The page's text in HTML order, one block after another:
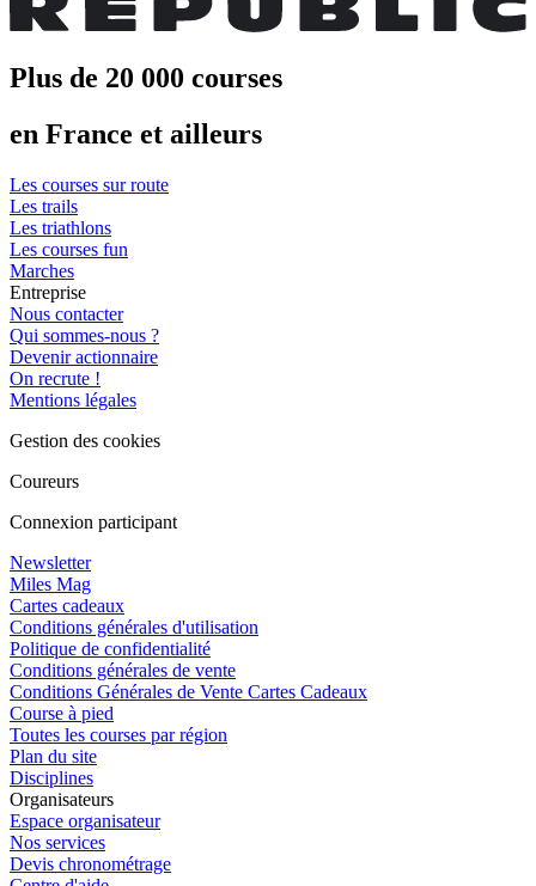
Plus de 20 000 courses
en France et ailleurs
Les courses sur route
Les trails
Les triathlons
Les courses fun
Marches
Entreprise
Nous contacter
Qui sommes-nous ?
Devenir actionnaire
On recrute !
Mentions légales
Gestion des cookies
Coureurs
Connexion participant
Newsletter
Miles Mag
Cartes cadeaux
Conditions générales d'utilisation
Politique de confidentialité
Conditions générales de vente
Conditions Générales de Vente Cartes Cadeaux
Course à pied
Toutes les courses par région
Plan du site
Disciplines
Organisateurs
Espace organisateur
Nos services
Devis chronométrage